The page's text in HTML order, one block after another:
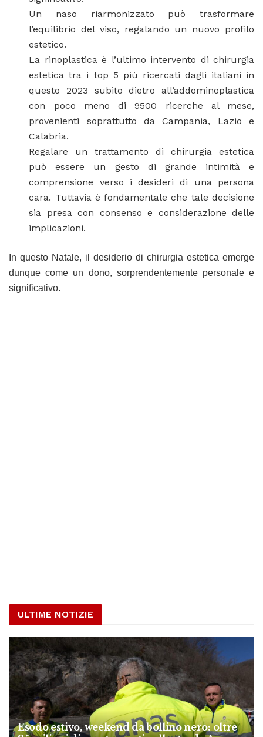
Un naso riarmonizzato può trasformare
l’equilibrio del viso, regalando un nuovo profilo
estetico.
La rinoplastica è l’ultimo intervento di chirurgia
estetica tra i top 5 più ricercati dagli italiani in
questo 2023 subito dietro all’addominoplastica
con poco meno di 9500 ricerche al mese,
provenienti soprattutto da Campania, Lazio e
Calabria.
Regalare un trattamento di chirurgia estetica
può essere un gesto di grande intimità e
comprensione verso i desideri di una persona
cara. Tuttavia è fondamentale che tale decisione
sia presa con consenso e considerazione delle
implicazioni.
In questo Natale, il desiderio di chirurgia estetica emerge
dunque come un dono, sorprendentemente personale e
significativo.
ULTIME NOTIZIE
Esodo estivo, weekend da bollino nero: oltre